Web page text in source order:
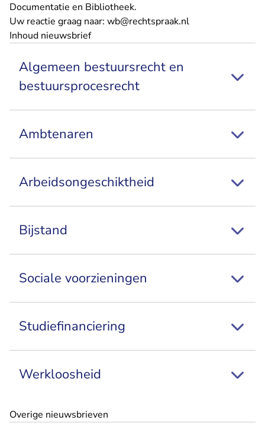
Documentatie en Bibliotheek.
Uw reactie graag naar: wb@rechtspraak.nl- U verlaat
Inhoud nieuwsbrief
Algemeen bestuursrecht en
bestuursprocesrecht
Ambtenaren
Arbeidsongeschiktheid
Bijstand
Sociale voorzieningen
Studiefinanciering
Werkloosheid
Overige nieuwsbrieven